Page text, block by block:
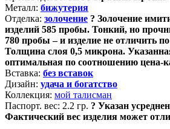
Металл: бижутерия
Отделка: золочение ? Золочение
изделий 585 пробы. Тонкий, но
780 пробы – и изделие не отличить
Толщина слоя 0,5 микрона.
оптимальная по соотношению цена-
Вставка: без вставок
Дизайн: удача и богатство
Коллекция: мой талисман
Паспорт. вес: 2.2 гр. ? Указан
Фактический вес изделия может